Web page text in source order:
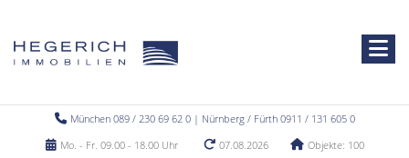
München 089 / 230 69 62 0 | Nürnberg / Fürth 0911 / 131 605 0
Mo. - Fr. 09.00 - 18.00 Uhr
07.08.2026 Objekte: 100